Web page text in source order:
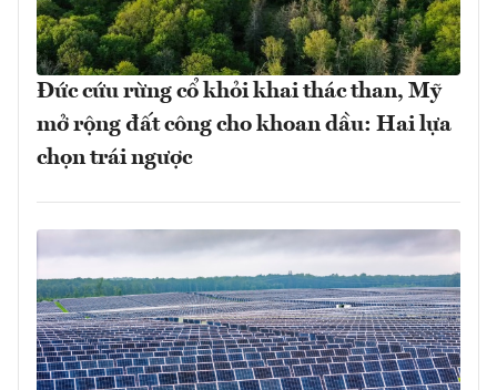
Đức cứu rừng cổ khỏi khai thác than, Mỹ
mở rộng đất công cho khoan dầu: Hai lựa
chọn trái ngược